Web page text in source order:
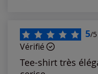
5/5
Vérifié
Tee-shirt très